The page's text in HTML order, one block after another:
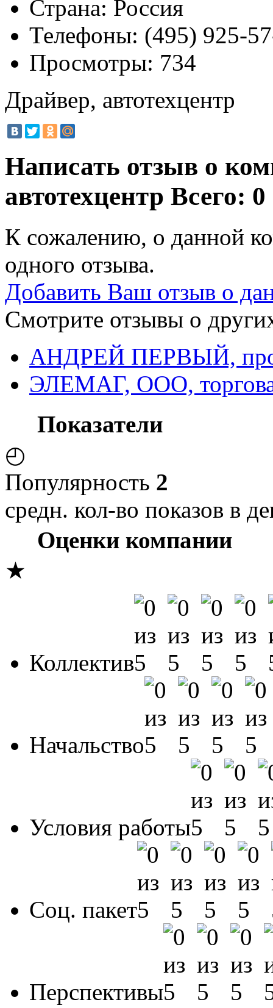
Страна: Россия
Телефоны: (495) 925-
Просмотры: 734
Драйвер, автотехцентр
Написать отзыв о
автотехцентр Всего: 0
К сожалению, о данной
одного отзыва.
Добавить Ваш отзыв о
Смотрите отзывы о
АНДРЕЙ ПЕРВЫЙ,
ЭЛЕМАГ, ООО,
Показатели
◴
Популярность 2
средн. кол-во показов в
Оценки компании
★
Коллектив
Начальство
Условия работы
Соц. пакет
Перспективы